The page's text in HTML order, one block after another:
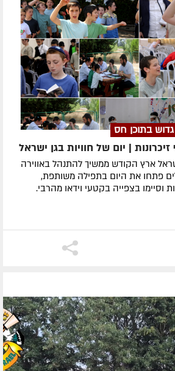
גדוש בתוכן חס
| יום של חוויות בגן ישראל
ארץ הקודש ממשיך להתנהל באווירה
פתחו את היום בתפילה משותפת,
וסיימו בצפייה בקטעי וידאו מהרבי.